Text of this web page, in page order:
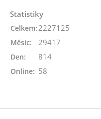
Statistiky
Online: 58
Celkem:2227125
Měsíc: 29417
Den: 814